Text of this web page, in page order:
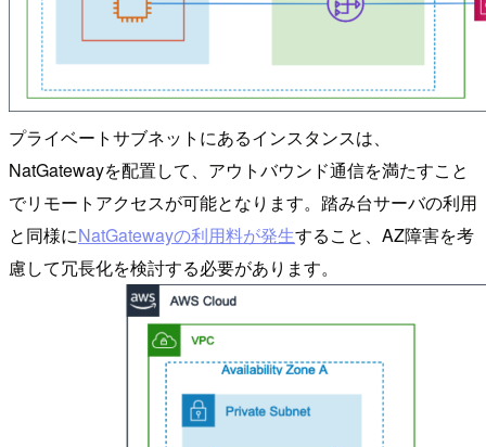
プライベートサブネットにあるインスタンスは、
NatGatewayを配置して、アウトバウンド通信を満たすこと
でリモートアクセスが可能となります。踏み台サーバの利用
と同様にNatGatewayの利用料が発生すること、AZ障害を考
慮して冗長化を検討する必要があります。